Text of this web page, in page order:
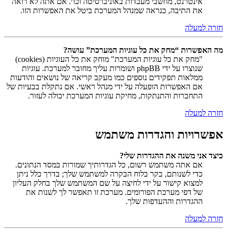
את התיבה, כנראה שמנהל המערכת ביטל את האפשרות הזו.
חזרה למעלה
מה האפשרות “מחק את כל עוגיות המערכת” עושה?
"מחק את כל עוגיות המערכת" מוחק את כל העוגיות (cookies)
שנוצרו על ידי phpBB ושומרות עליך מחובר למערכת. עוגיות
ממלאות תפקידים נוספים כמו מעקב קריאה של נושאים והודעות
אם האפשרות הופעלה על ידי מנהל ראשי. אם נתקלת בבעיות של
התחברות והתנתקות, מחיקת עוגיות המערכת יכולה לעזור.
חזרה למעלה
אפשרויות והגדרות משתמש
כיצד אני משנה את ההגדרות שלי?
אם אתה משתמש רשום, כל הגדרותיך שמורות במסד הנתונים.
כדי לשנותם, בקר בלוח הבקרה למשתמש שלך; בדרך כלל ניתן
למצוא קישור על ידי לחיצה על שם המשתמש שלך בחלק העליון
של דפי מערכת הפורומים. מערכת זו תאפשר לך לשנות את
ההגדרות וההעדפות שלך.
חזרה למעלה